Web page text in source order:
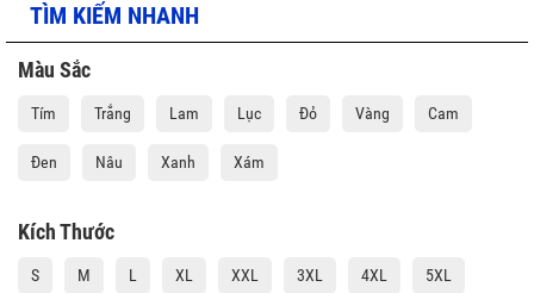
TÌM KIẾM NHANH
Màu Sắc
Tím Trắng Lam Lục Đỏ Vàng Cam
Đen Nâu Xanh Xám
Kích Thước
S M L XL XXL 3XL 4XL 5XL